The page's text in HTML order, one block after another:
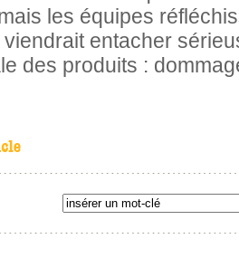
les équipes
entacher
des produits :